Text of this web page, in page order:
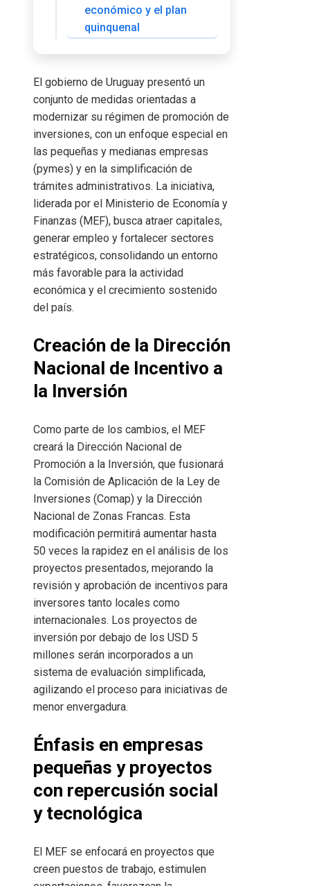
económico y el plan
quinquenal
El gobierno de Uruguay presentó un
conjunto de medidas orientadas a
modernizar su régimen de promoción de
inversiones, con un enfoque especial en
las pequeñas y medianas empresas
(pymes) y en la simplificación de
trámites administrativos. La iniciativa,
liderada por el Ministerio de Economía y
Finanzas (MEF), busca atraer capitales,
generar empleo y fortalecer sectores
estratégicos, consolidando un entorno
más favorable para la actividad
económica y el crecimiento sostenido
del país.
Creación de la Dirección
Nacional de Incentivo a
la Inversión
Como parte de los cambios, el MEF
creará la Dirección Nacional de
Promoción a la Inversión, que fusionará
la Comisión de Aplicación de la Ley de
Inversiones (Comap) y la Dirección
Nacional de Zonas Francas. Esta
modificación permitirá aumentar hasta
50 veces la rapidez en el análisis de los
proyectos presentados, mejorando la
revisión y aprobación de incentivos para
inversores tanto locales como
internacionales. Los proyectos de
inversión por debajo de los USD 5
millones serán incorporados a un
sistema de evaluación simplificada,
agilizando el proceso para iniciativas de
menor envergadura.
Énfasis en empresas
pequeñas y proyectos
con repercusión social
y tecnológica
El MEF se enfocará en proyectos que
creen puestos de trabajo, estimulen